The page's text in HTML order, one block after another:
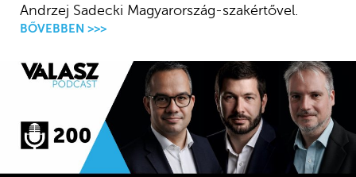
Andrzej Sadecki Magyarország-szakértővel.
BŐVEBBEN >>>